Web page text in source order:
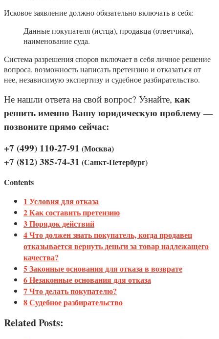
Исковое заявление должно обязательно включать в себя:
Данные покупателя (истца), продавца (ответчика),
наименование суда.
Система разрешения споров включает в себя личное решение
вопроса, возможность написать претензию и отказаться от
нее, независимую экспертизу и судебное разбирательство.
Не нашли ответа на свой вопрос? Узнайте, как
решить именно Вашу юридическую проблему —
позвоните прямо сейчас:
+7 (499) 110-27-91 (Москва)
+7 (812) 385-74-31 (Санкт-Петербург)
Contents
1 Условия для отказа
2 Как составить претензию
3 Порядок действий
4 Что должен знать покупатель, когда продавец
отказывается вернуть деньги за товар надлежащего
качества?
5 Законные основания для отказа в возврате
6 Незаконные основания для отказа
7 Что делать покупателю?
8 Судебное разбирательство
Related Posts: